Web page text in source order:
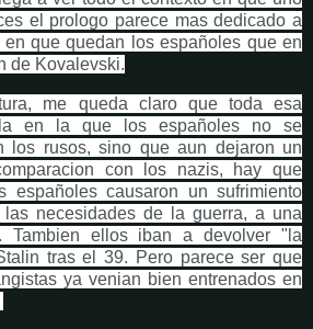
el prologo parece mas dedicado a
que quedan los españoles que en
de Kovalevski.
me queda claro que toda esa
en la que los españoles no se
los rusos, sino que aun dejaron un
con los nazis, hay que
españoles causaron un sufrimiento
necesidades de la guerra, a una
Tambien ellos iban a devolver "la
tras el 39. Pero parece ser que
ya venian bien entrenados en